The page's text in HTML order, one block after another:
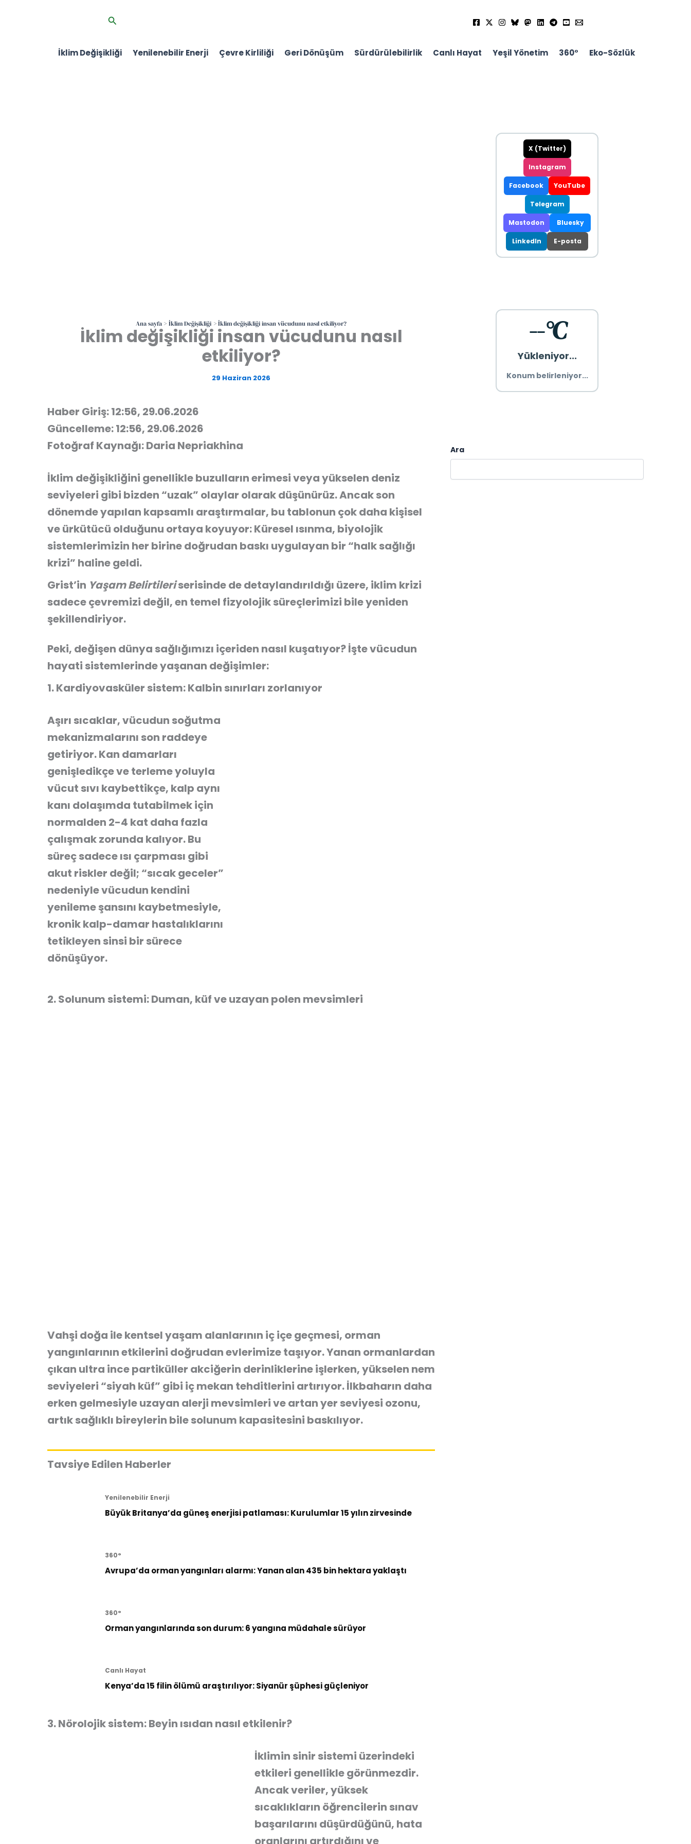
Arama
İklim Değişikliği Yenilenebilir Enerji Çevre Kirliliği Geri Dönüşüm Sürdürülebilirlik Canlı Hayat Yeşil Yönetim 360° Eko-Sözlük
Ana sayfa İklim Değişikliği İklim değişikliği insan vücudunu nasıl etkiliyor?
İklim değişikliği insan vücudunu nasıl
etkiliyor?
29 Haziran 2026
Haber Giriş: 12:56, 29.06.2026
Güncelleme: 12:56, 29.06.2026
Fotoğraf Kaynağı: Daria Nepriakhina
İklim değişikliğini genellikle buzulların erimesi veya yükselen deniz
seviyeleri gibi bizden “uzak” olaylar olarak düşünürüz. Ancak son
dönemde yapılan kapsamlı araştırmalar, bu tablonun çok daha kişisel
ve ürkütücü olduğunu ortaya koyuyor: Küresel ısınma, biyolojik
sistemlerimizin her birine doğrudan baskı uygulayan bir “halk sağlığı
krizi” haline geldi.
Grist’in Yaşam Belirtileriserisinde de detaylandırıldığı üzere, iklim krizi
sadece çevremizi değil, en temel fizyolojik süreçlerimizi bile yeniden
şekillendiriyor.
Peki, değişen dünya sağlığımızı içeriden nasıl kuşatıyor? İşte vücudun
hayati sistemlerinde yaşanan değişimler:
1. Kardiyovasküler sistem: Kalbin sınırları zorlanıyor
Aşırı sıcaklar, vücudun soğutma
mekanizmalarını son raddeye
getiriyor. Kan damarları
genişledikçe ve terleme yoluyla
vücut sıvı kaybettikçe, kalp aynı
kanı dolaşımda tutabilmek için
normalden 2-4 kat daha fazla
çalışmak zorunda kalıyor. Bu
süreç sadece ısı çarpması gibi
akut riskler değil; “sıcak geceler”
nedeniyle vücudun kendini
yenileme şansını kaybetmesiyle,
kronik kalp-damar hastalıklarını
tetikleyen sinsi bir sürece
dönüşüyor.
2. Solunum sistemi: Duman, küf ve uzayan polen mevsimleri
Vahşi doğa ile kentsel yaşam alanlarının iç içe geçmesi, orman
yangınlarının etkilerini doğrudan evlerimize taşıyor. Yanan ormanlardan
çıkan ultra ince partiküller akciğerin derinliklerine işlerken, yükselen nem
seviyeleri “siyah küf” gibi iç mekan tehditlerini artırıyor. İlkbaharın daha
erken gelmesiyle uzayan alerji mevsimleri ve artan yer seviyesi ozonu,
artık sağlıklı bireylerin bile solunum kapasitesini baskılıyor.
Tavsiye Edilen Haberler
Yenilenebilir Enerji
Büyük Britanya’da güneş enerjisi patlaması: Kurulumlar 15 yılın zirvesinde
360°
Avrupa’da orman yangınları alarmı: Yanan alan 435 bin hektara yaklaştı
360°
Orman yangınlarında son durum: 6 yangına müdahale sürüyor
Canlı Hayat
Kenya’da 15 filin ölümü araştırılıyor: Siyanür şüphesi güçleniyor
3. Nörolojik sistem: Beyin ısıdan nasıl etkilenir?
İklimin sinir sistemi üzerindeki
etkileri genellikle görünmezdir.
Ancak veriler, yüksek
sıcaklıkların öğrencilerin sınav
başarılarını düşürdüğünü, hata
oranlarını artırdığını ve
X (Twitter)
Instagram
Facebook YouTube
Telegram
Mastodon Bluesky
LinkedIn E-posta
--°C
Yükleniyor...
Konum belirleniyor...
Ara